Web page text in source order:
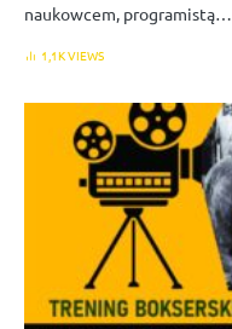
naukowcem, programistą…
1,1K VIEWS